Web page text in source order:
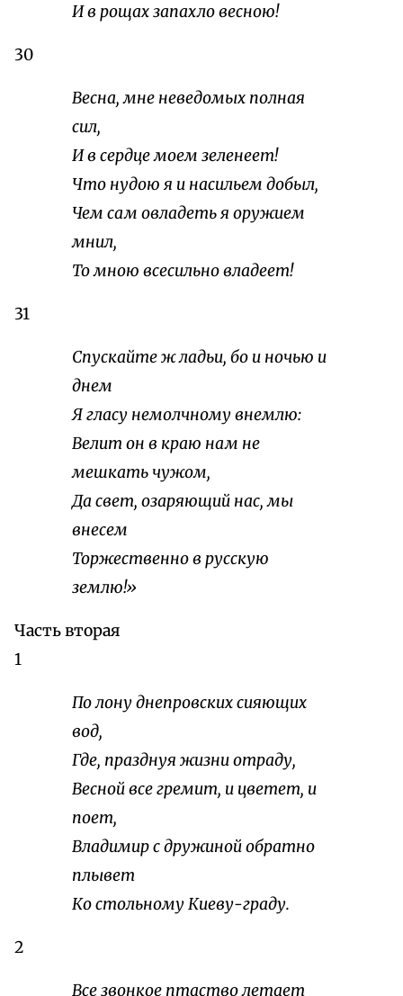
И в рощах запахло весною!
30
Весна, мне неведомых полная
сил,
И в сердце моем зеленеет!
Что нудою я и насильем добыл,
Чем сам овладеть я оружием
мнил,
То мною всесильно владеет!
31
Спускайте ж ладьи, бо и ночью и
днем
Я гласу немолчному внемлю:
Велит он в краю нам не
мешкать чужом,
Да свет, озаряющий нас, мы
внесем
Торжественно в русскую
землю!»
Часть вторая
1
По лону днепровских сияющих
вод,
Где, празднуя жизни отраду,
Весной все гремит, и цветет, и
поет,
Владимир с дружиной обратно
плывет
Ко стольному Киеву-граду.
2
Все звонкое птаство летает